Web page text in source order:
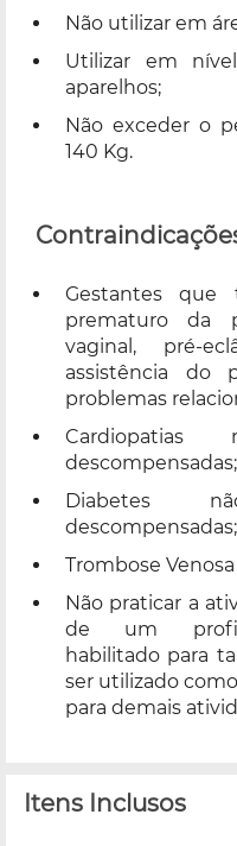
Não utilizar em
Utilizar em
aparelhos;
Não exceder o
140 Kg.
Gestantes que
prematuro da
vaginal, pré-
assistência do
problemas
descompensadas;
Diabetes
descompensadas;
Trombose
Não praticar a
de um
habilitado para
ser utilizado
para demais
Itens Inclusos